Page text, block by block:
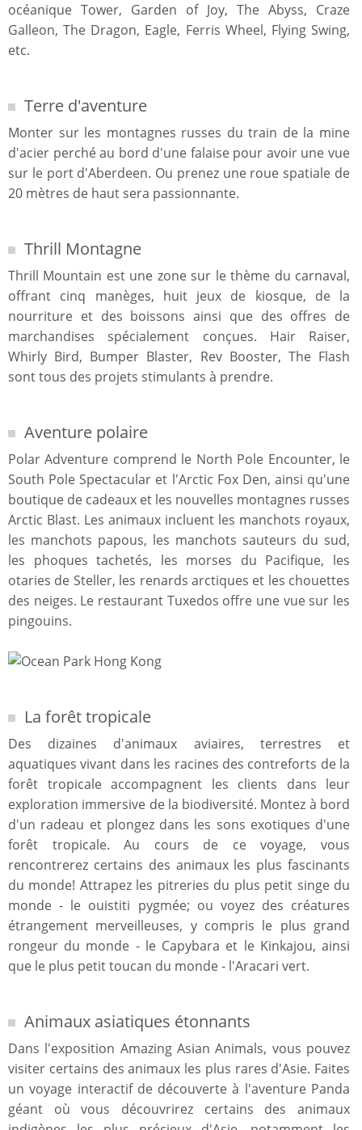
océanique Tower, Garden of Joy, The Abyss, Craze
Galleon, The Dragon, Eagle, Ferris Wheel, Flying Swing,
etc.
Terre d'aventure
Monter sur les montagnes russes du train de la mine
d'acier perché au bord d'une falaise pour avoir une vue
sur le port d'Aberdeen. Ou prenez une roue spatiale de
20 mètres de haut sera passionnante.
Thrill Montagne
Thrill Mountain est une zone sur le thème du carnaval,
offrant cinq manèges, huit jeux de kiosque, de la
nourriture et des boissons ainsi que des offres de
marchandises spécialement conçues. Hair Raiser,
Whirly Bird, Bumper Blaster, Rev Booster, The Flash
sont tous des projets stimulants à prendre.
Aventure polaire
Polar Adventure comprend le North Pole Encounter, le
South Pole Spectacular et l'Arctic Fox Den, ainsi qu'une
boutique de cadeaux et les nouvelles montagnes russes
Arctic Blast. Les animaux incluent les manchots royaux,
les manchots papous, les manchots sauteurs du sud,
les phoques tachetés, les morses du Pacifique, les
otaries de Steller, les renards arctiques et les chouettes
des neiges. Le restaurant Tuxedos offre une vue sur les
pingouins.
La forêt tropicale
Des dizaines d'animaux aviaires, terrestres et
aquatiques vivant dans les racines des contreforts de la
forêt tropicale accompagnent les clients dans leur
exploration immersive de la biodiversité. Montez à bord
d'un radeau et plongez dans les sons exotiques d'une
forêt tropicale. Au cours de ce voyage, vous
rencontrerez certains des animaux les plus fascinants
du monde! Attrapez les pitreries du plus petit singe du
monde - le ouistiti pygmée; ou voyez des créatures
étrangement merveilleuses, y compris le plus grand
rongeur du monde - le Capybara et le Kinkajou, ainsi
que le plus petit toucan du monde - l'Aracari vert.
Animaux asiatiques étonnants
Dans l'exposition Amazing Asian Animals, vous pouvez
visiter certains des animaux les plus rares d'Asie. Faites
un voyage interactif de découverte à l'aventure Panda
géant où vous découvrirez certains des animaux